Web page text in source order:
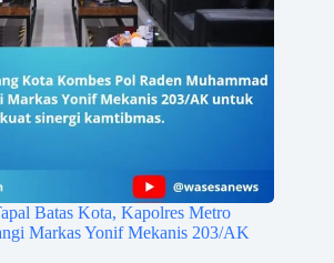
Batas Kota, Kapolres Metro
Markas Yonif Mekanis 203/AK